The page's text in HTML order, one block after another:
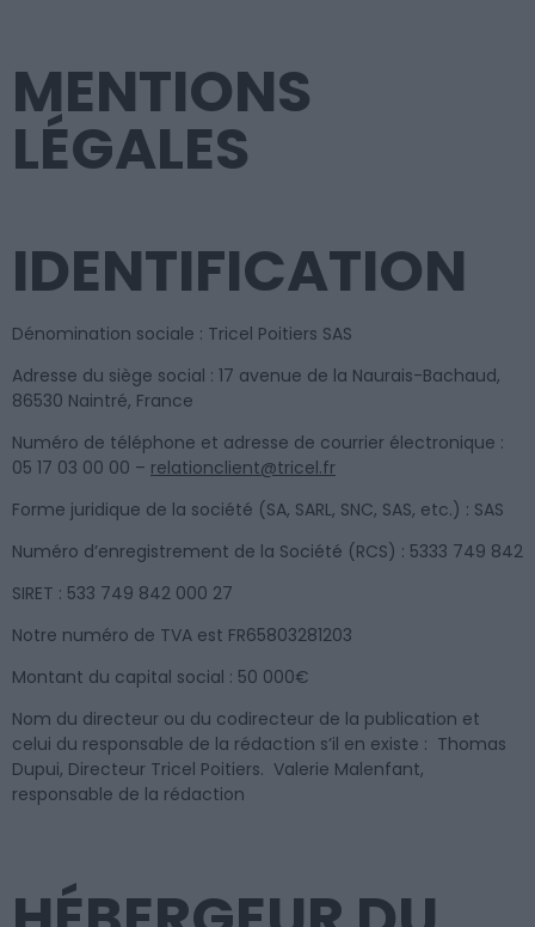
MENTIONS
LÉGALES
IDENTIFICATION
Dénomination sociale : Tricel Poitiers SAS
Adresse du siège social : 17 avenue de la Naurais-Bachaud,
86530 Naintré, France
Numéro de téléphone et adresse de courrier électronique :
05 17 03 00 00 – relationclient@tricel.fr
Forme juridique de la société (SA, SARL, SNC, SAS, etc.) : SAS
Numéro d’enregistrement de la Société (RCS) : 5333 749 842
SIRET : 533 749 842 000 27
Notre numéro de TVA est FR65803281203
Montant du capital social : 50 000€
Nom du directeur ou du codirecteur de la publication et
celui du responsable de la rédaction s’il en existe : Thomas
Dupui, Directeur Tricel Poitiers. Valerie Malenfant,
responsable de la rédaction